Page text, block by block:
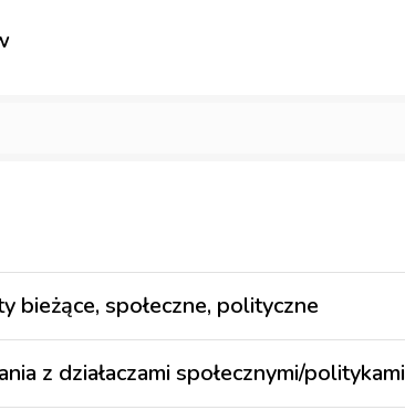
bieżące, społeczne, polityczne
z działaczami społecznymi/politykami